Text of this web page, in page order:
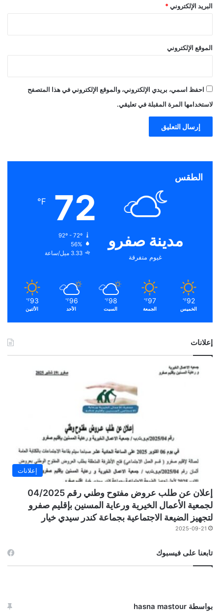
البريد الإلكتروني *
الموقع الإلكتروني
احفظ اسمي، بريدي الإلكتروني، والموقع الإلكتروني في هذا المتصفح
لاستخدامها المرة المقبلة في تعليقي.
الطقس
مدينة صفرو
غيوم متفرقة
72
℉
92º - 72º
56%
3.33 ميل/ساعة
92
℉
الخميس
97
℉
الجمعة
98
℉
السبت
96
℉
الأحد
93
℉
الأثنين
إعلانات
إعلانات
إعلان عن طلب عروض مفتوح وطني رقم 04/2025
لجمعية الأعمال الخيرية ورعاية المسنين بإقليم صفرو
لتجهيز الضيعة الاجتماعية بجماعة كندر سيدي خيار
2025-09-21
تابعنا على فيسبوك
بواسطة hasna mastour